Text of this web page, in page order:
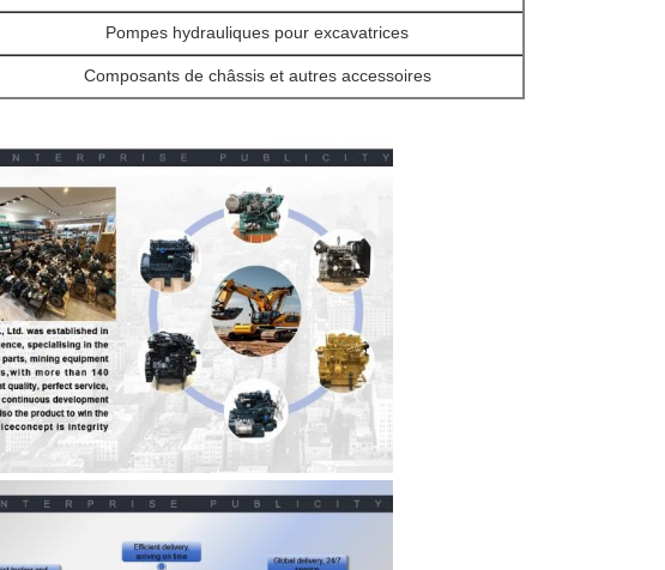
Pompes hydrauliques pour excavatrices
Composants de châssis et autres accessoires